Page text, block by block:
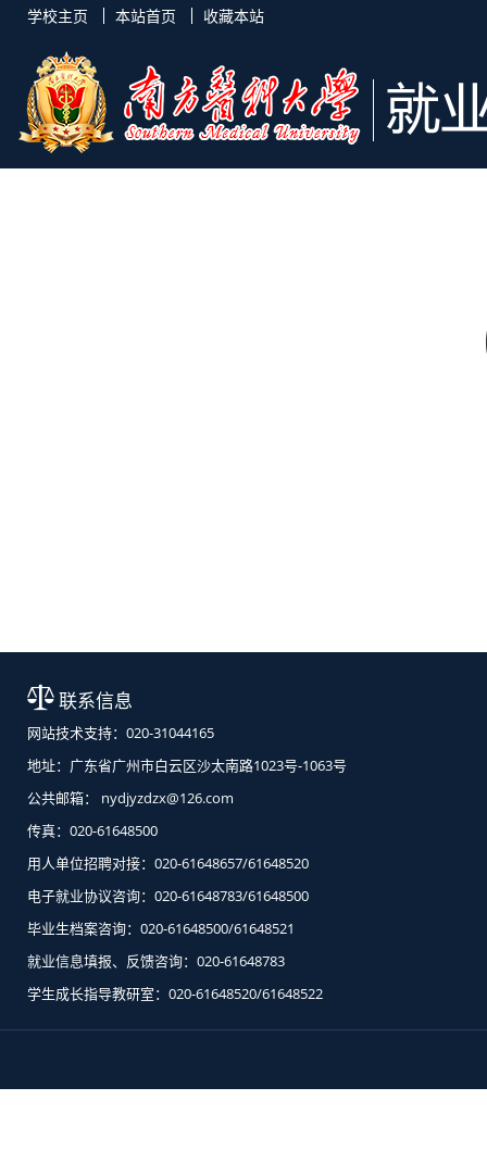
学校主页 本站首页 收藏本站
联系信息
网站技术支持：020-31044165
地址：广东省广州市白云区沙太南路1023号-1063号
公共邮箱： nydjyzdzx@126.com
传真：020-61648500
用人单位招聘对接：020-61648657/61648520
电子就业协议咨询：020-61648783/61648500
毕业生档案咨询：020-61648500/61648521
就业信息填报、反馈咨询：020-61648783
学生成长指导教研室：020-61648520/61648522